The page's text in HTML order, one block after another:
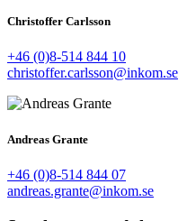
Christoffer Carlsson
+46 (0)8-514 844 10
christoffer.carlsson@inkom.se
Andreas Grante
+46 (0)8-514 844 07
andreas.grante@inkom.se